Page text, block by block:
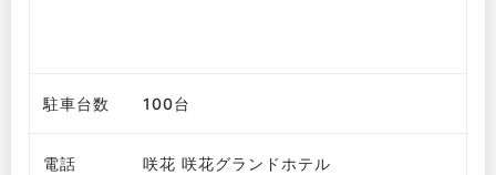
駐車台数 100台
電話 咲花 咲花グランドホテル